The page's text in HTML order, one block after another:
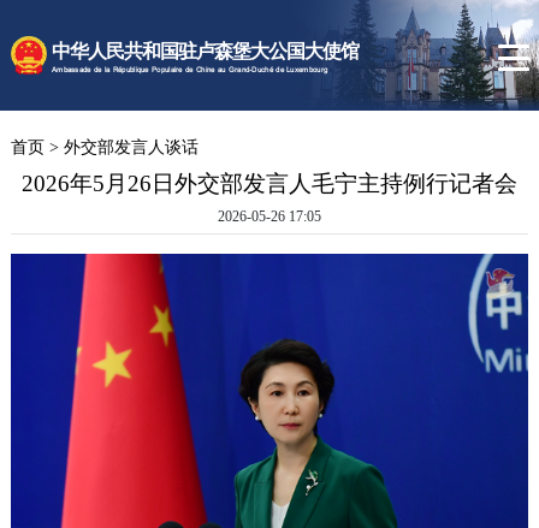
中华人民共和国驻卢森堡大公国大使馆
Ambassade de la République Populaire de Chine au Grand-Duché de Luxembourg
使馆速递
卢森堡概况
首页 > 外交部发言人谈话
2026年5月26日外交部发言人毛宁主持例行记者会
2026-05-26 17:05